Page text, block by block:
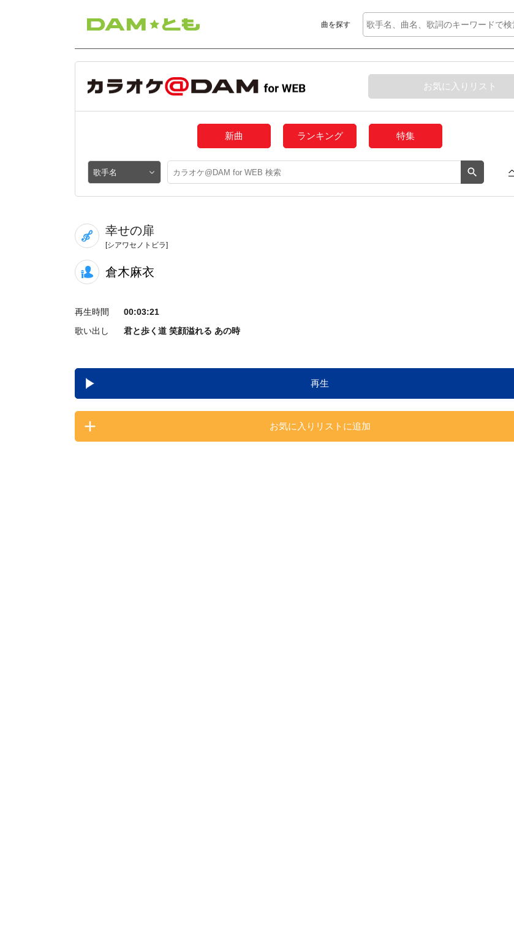
曲を探す
お気に入りリスト
新曲 ランキング 特集
幸せの扉
[シアワセノトビラ]
倉木麻衣
再生時間
00:03:21
歌い出し
君と歩く道 笑顔溢れる あの時
再生
お気に入りリストに追加